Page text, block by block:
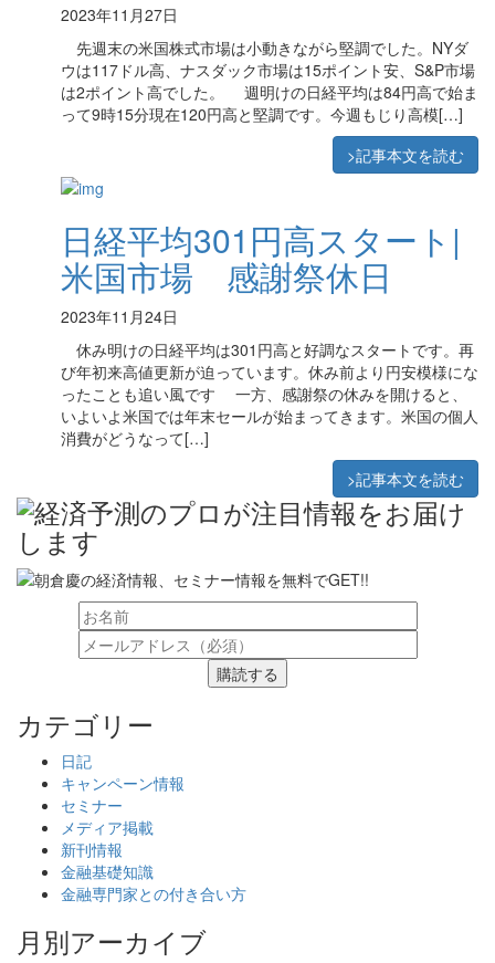
2023年11月27日
先週末の米国株式市場は小動きながら堅調でした。NYダ
ウは117ドル高、ナスダック市場は15ポイント安、S&P市場
は2ポイント高でした。 週明けの日経平均は84円高で始ま
って9時15分現在120円高と堅調です。今週もじり高模[…]
>記事本文を読む
日経平均301円高スタート|
米国市場 感謝祭休日
2023年11月24日
休み明けの日経平均は301円高と好調なスタートです。再
び年初来高値更新が迫っています。休み前より円安模様にな
ったことも追い風です 一方、感謝祭の休みを開けると、
いよいよ米国では年末セールが始まってきます。米国の個人
消費がどうなって[…]
>記事本文を読む
購読する
カテゴリー
日記
キャンペーン情報
セミナー
メディア掲載
新刊情報
金融基礎知識
金融専門家との付き合い方
月別アーカイブ